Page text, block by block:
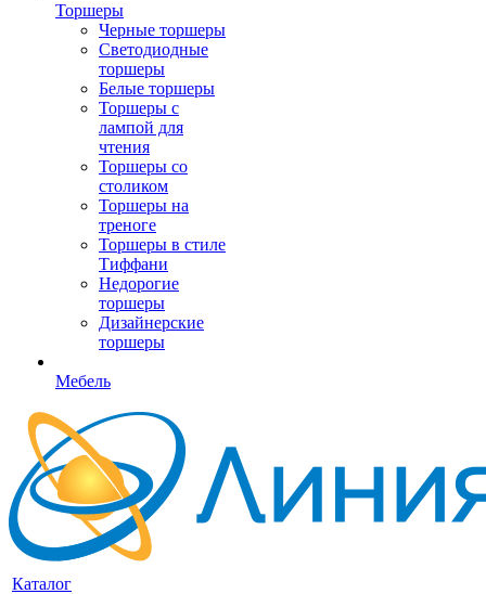
Торшеры
Черные торшеры
Светодиодные
торшеры
Белые торшеры
Торшеры с
лампой для
чтения
Торшеры со
столиком
Торшеры на
треноге
Торшеры в стиле
Тиффани
Недорогие
торшеры
Дизайнерские
торшеры
Мебель
Каталог